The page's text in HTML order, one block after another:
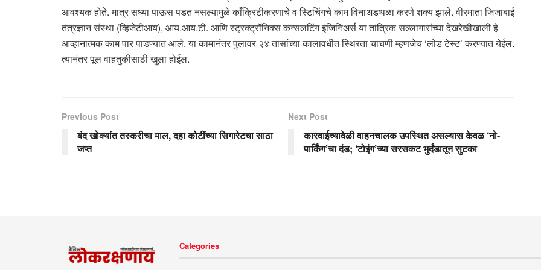
आवश्यक होते. मात्र सध्या पाऊस पडत नसल्यामुळे काँक्रिटीकरणाचे व स्टिचिंगचे काम विनाअडथळा करणे शक्य झाले. वीरमाता जिजाबाई
तंत्रज्ञान संस्था (व्हिजेटीआय), आय.आय.टी. आणि स्ट्रक्ट्रॉनिक्स कन्सलटिंग इंजिनिअर्स या तांत्रिक सल्लागारांच्या देखरेखीखाली हे
आव्हानात्मक काम पार पाडण्यात आले. या कामानंतर पुलावर २४ तासांच्या कालावधीत स्थिरता चाचणी म्हणजेच ‘लोड टेस्ट’ करण्यात येईल.
त्यानंतर पूल वाहतुकीसाठी खुला होईल.
Previous Post
बंद खोक्यांत तस्करीचा माल, दहा कोटींच्या सिगारेटचा साठा
जप्त
Next Post
कारवाईच्यावेळी वाहनचालक उपस्थित असल्यास केवळ ‘नो-
पार्किंग’चा दंड; ‘टोइंग’च्या सरसकट भुर्दंडातून सुटका
Categories